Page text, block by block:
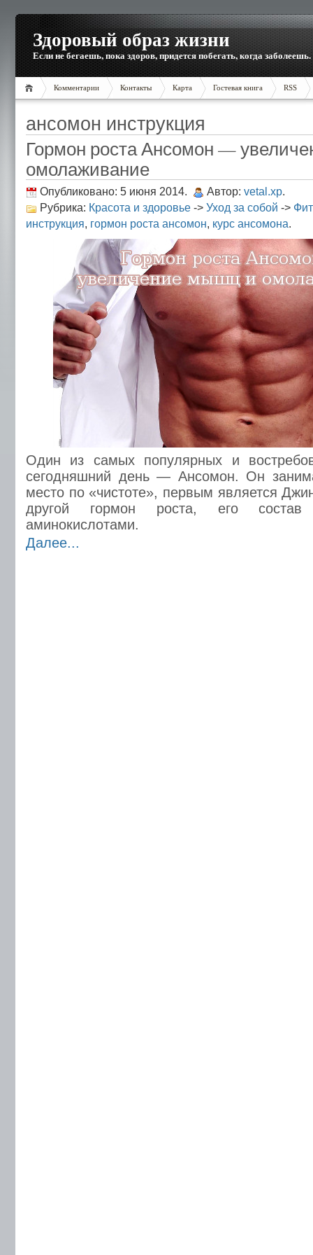
Здоровый образ жизни
Если не бегаешь, пока здоров, придется побегать, когда заболеешь.
Комментарии Контакты Карта Гостевая книга RSS
ансомон инструкция
Гормон роста Ансомон —
омолаживание
Опубликовано: 5 июня 2014. Автор: vetal.xp.
Рубрика: Красота и здоровье -> Уход за собой ->
инструкция, гормон роста ансомон, курс ансомона.
Один из самых популярных и
сегодняшний день — Ансомон. Он
место по «чистоте», первым является
другой гормон роста, его состав
аминокислотами.
Далее...